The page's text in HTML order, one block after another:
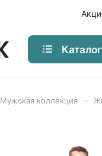
Каталог
Мужская коллекция